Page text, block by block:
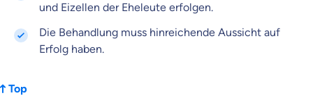
und Eizellen der Eheleute erfolgen.
Die Behandlung muss hinreichende Aussicht auf
Erfolg haben.
Top